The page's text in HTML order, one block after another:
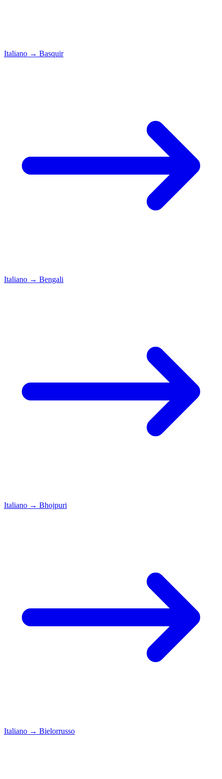
Italiano → Basquir
Italiano → Bengali
Italiano → Bhojpuri
Italiano → Bielorrusso